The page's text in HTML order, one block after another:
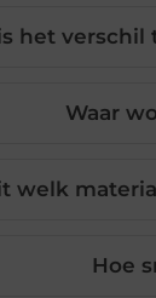
het
Waar
welk
Hoe